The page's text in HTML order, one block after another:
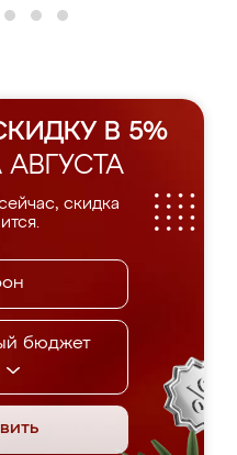
В 5%
скидка
бюджет